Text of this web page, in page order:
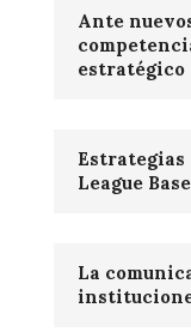
Ante
estratégico
League
La